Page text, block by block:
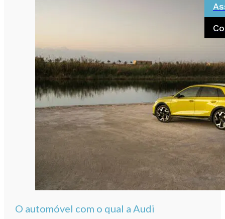
O automóvel com o qual a Audi